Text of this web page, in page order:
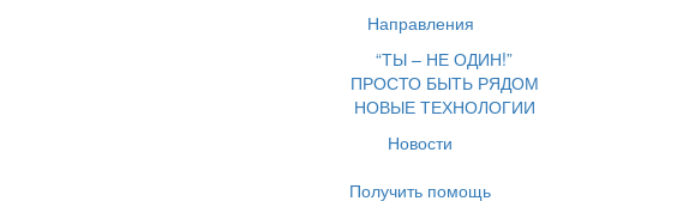
Направления
“ТЫ – НЕ ОДИН!”
ПРОСТО БЫТЬ РЯДОМ
НОВЫЕ ТЕХНОЛОГИИ
Новости
Получить помощь